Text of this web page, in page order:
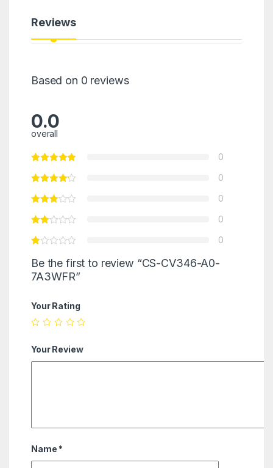
Reviews
Based on 0 reviews
0.0
overall
0
0
0
0
0
Be the first to review “CS-CV346-A0-
7A3WFR”
Your Rating
Your Review
Name *